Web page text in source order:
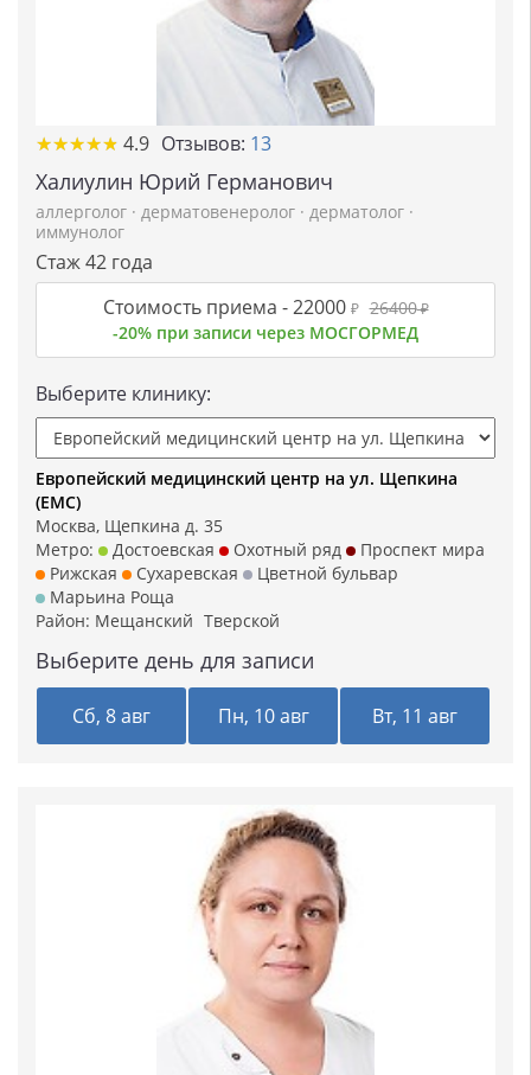
★★★★★
★★★★★ 4.9 Отзывов: 13
Халиулин Юрий Германович
аллерголог · дерматовенеролог · дерматолог ·
иммунолог
Стаж 42 года
Стоимость приема -22000 ₽ 26400₽
-20% при записи через МОСГОРМЕД
Выберите клинику:
Европейский медицинский центр на ул. Щепкина
(ЕМС)
Москва, Щепкина д. 35
Метро:
Достоевская Охотный ряд
Проспект мира
Рижская
Сухаревская
Цветной бульвар
Марьина Роща
Район: Мещанский Тверской
Выберите день для записи
Сб, 8 авг Пн, 10 авг Вт, 11 авг